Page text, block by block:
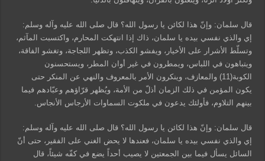
قال سلمان: وإنّ هذا لكائن يا رسول الله؟ قال صلى الله عليه وآله وسلم:
إي والذي نفسي بيده يا سلمان، ذاك إذا انتهكت المحارم، واكتسبت المآثم،
وتسلّط الأشرار على الأخيار، ويفشو الكذب، وتظهر اللجاجة، وتغشو الفاقة،
ويتباهون في اللباس، ويمطرون في غير أوان المطر، ويستحسنون
الكوبة(11) والمعازف، وينكرون الأمر بالمعروف والنهي عن المنكر حتى
يكون المؤمن في ذلك الزمان أذلّ من الأمة، ويُظهر قرّاؤهم وعبّادهم فيما
بينهم التلاوم، فأولئك يدعون في ملكوت السماوات الأرجاس الأنجاس.
قال سلمان: وإنّ هذا لكائن يا رسول الله؟ قال صلى الله عليه وآله وسلم:
إي والذي نفسي بيده يا سلمان، فعندها لا يحض الغني على الفقير، حتى أنّ
السائل يسأل فيما بين الجمعتين لا يصيب أحداً يضع في كفّه شيئاً، قال